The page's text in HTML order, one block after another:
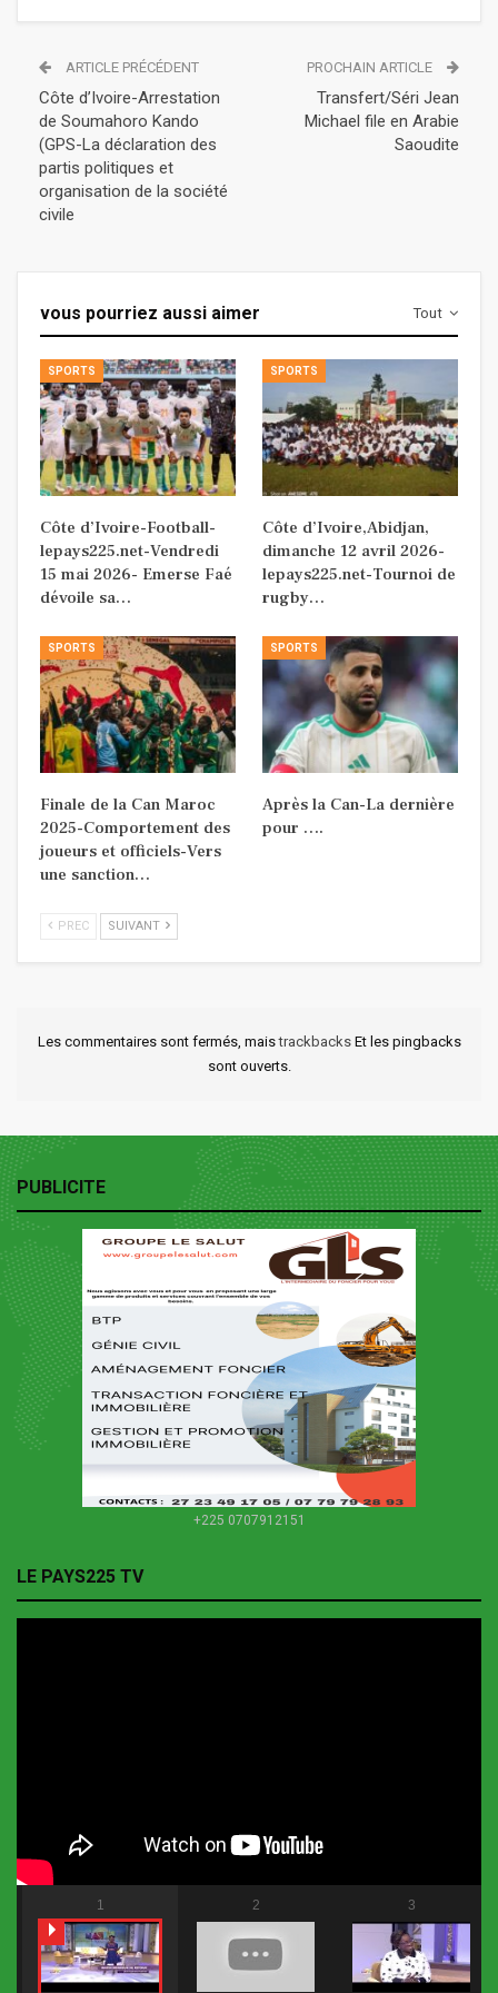
ARTICLE PRÉCÉDENT
Côte d’Ivoire-Arrestation
de Soumahoro Kando
(GPS-La déclaration des
partis politiques et
organisation de la société
civile
PROCHAIN ARTICLE
Transfert/Séri Jean
Michael file en Arabie
Saoudite
Tout
vous pourriez aussi aimer
SPORTS
Côte d’Ivoire-Football-
lepays225.net-Vendredi
15 mai 2026- Emerse Faé
dévoile sa…
SPORTS
Côte d’Ivoire,Abidjan,
dimanche 12 avril 2026-
lepays225.net-Tournoi de
rugby…
SPORTS
Finale de la Can Maroc
2025-Comportement des
joueurs et officiels-Vers
une sanction…
SPORTS
Après la Can-La dernière
pour ….
PREC SUIVANT
Les commentaires sont fermés, maistrackbacks Et les pingbacks
sont ouverts.
PUBLICITE
+225 0707912151
LE PAYS225 TV
1 2 3